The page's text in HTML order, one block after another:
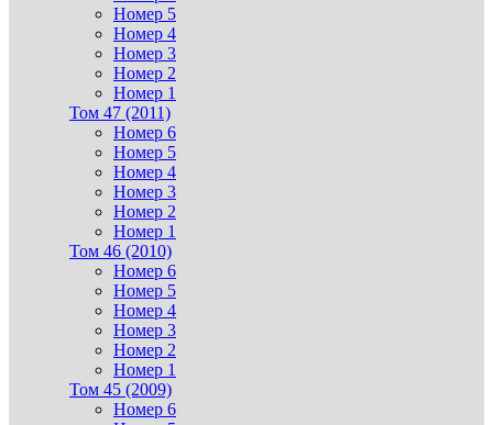
Номер 5
Номер 4
Номер 3
Номер 2
Номер 1
Том 47 (2011)
Номер 6
Номер 5
Номер 4
Номер 3
Номер 2
Номер 1
Том 46 (2010)
Номер 6
Номер 5
Номер 4
Номер 3
Номер 2
Номер 1
Том 45 (2009)
Номер 6